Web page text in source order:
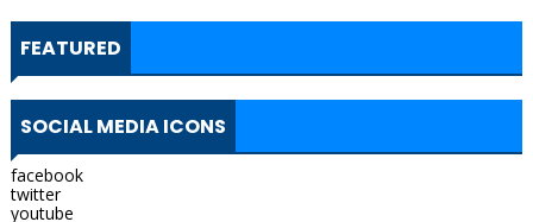
FEATURED
SOCIAL MEDIA ICONS
facebook
twitter
youtube